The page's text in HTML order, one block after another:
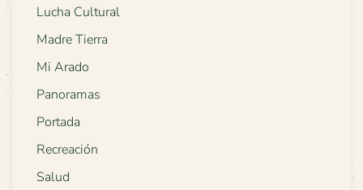
Lucha Cultural
Madre Tierra
Mi Arado
Panoramas
Portada
Recreación
Salud